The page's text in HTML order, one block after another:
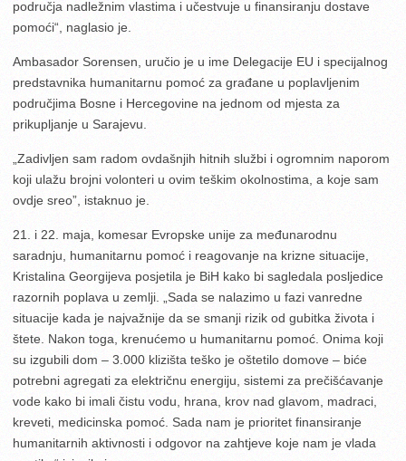
područja nadležnim vlastima i učestvuje u finansiranju dostave
pomoći“, naglasio je.
Ambasador Sorensen, uručio je u ime Delegacije EU i specijalnog
predstavnika humanitarnu pomoć za građane u poplavljenim
područjima Bosne i Hercegovine na jednom od mjesta za
prikupljanje u Sarajevu.
„Zadivljen sam radom ovdašnjih hitnih službi i ogromnim naporom
koji ulažu brojni volonteri u ovim teškim okolnostima, a koje sam
ovdje sreo”, istaknuo je.
21. i 22. maja, komesar Evropske unije za međunarodnu
saradnju, humanitarnu pomoć i reagovanje na krizne situacije,
Kristalina Georgijeva posjetila je BiH kako bi sagledala posljedice
razornih poplava u zemlji. „Sada se nalazimo u fazi vanredne
situacije kada je najvažnije da se smanji rizik od gubitka života i
štete. Nakon toga, krenućemo u humanitarnu pomoć. Onima koji
su izgubili dom – 3.000 klizišta teško je oštetilo domove – biće
potrebni agregati za električnu energiju, sistemi za prečišćavanje
vode kako bi imali čistu vodu, hrana, krov nad glavom, madraci,
kreveti, medicinska pomoć. Sada nam je prioritet finansiranje
humanitarnih aktivnosti i odgovor na zahtjeve koje nam je vlada